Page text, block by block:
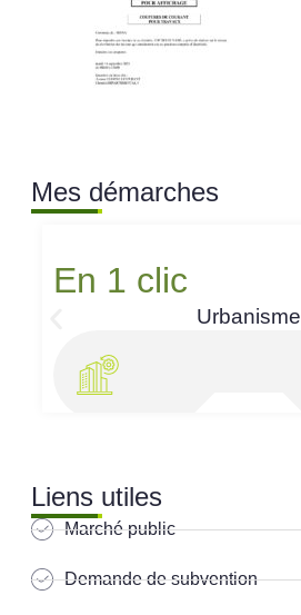
Mes démarches
En 1 clic
Urbanisme
Liens utiles
Marché public
Demande de subvention